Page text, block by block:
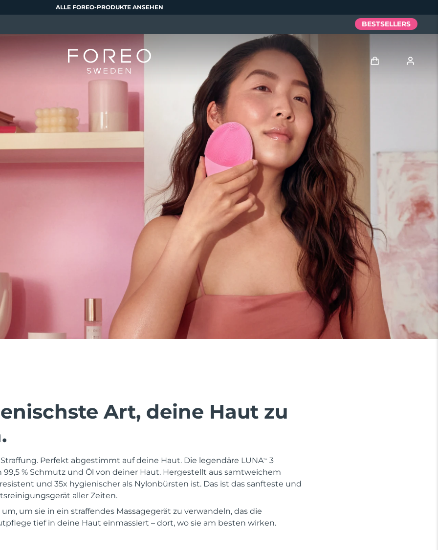
Art, deine Haut zu
Perfekt abgestimmt auf deine Haut. Die legendäre LUNATM
3
% Schmutz und Öl von deiner Haut. Hergestellt aus samtweichem
und 35x hygienischer als Nylonbürsten ist. Das ist das sanfteste und
aller Zeiten.
um, um sie in ein straffendes Massagegerät zu verwandeln, das die
tief in deine Haut einmassiert – dort, wo sie am besten wirken.
ALLE FOREO-PRODUKTE ANSEHEN
BESTSELLERS
Meine Bestellungen
Meine Adressen
Meine Abonnements